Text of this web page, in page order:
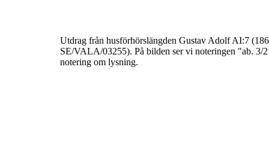
Utdrag från husförhörslängden Gustav Adolf AI:7
SE/VALA/03255). På bilden ser vi noteringen "ab. 3/
notering om lysning.